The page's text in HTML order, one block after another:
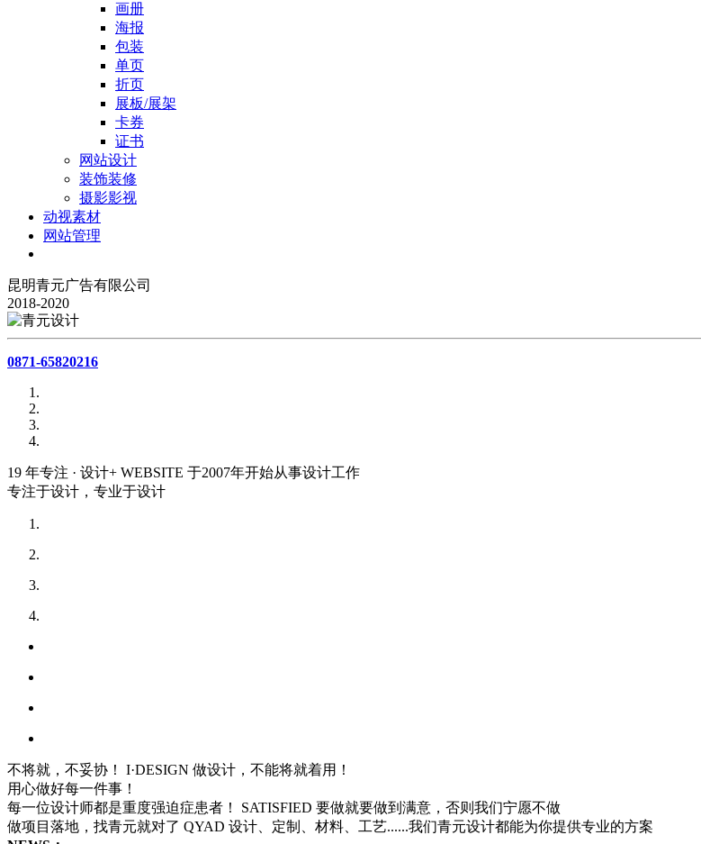
画册
海报
包装
单页
折页
展板/展架
卡券
证书
网站设计
装饰装修
摄影影视
动视素材
网站管理
昆明青元广告有限公司
2018-2020
0871-65820216
19 年专注 · 设计+ WEBSITE 于2007年开始从事设计工作
专注于设计，专业于设计
不将就，不妥协！ I·DESIGN 做设计，不能将就着用！
用心做好每一件事！
每一位设计师都是重度强迫症患者！
SATISFIED 要做就要做到满意，否则我们宁愿不做
做项目落地，找青元就对了 QYAD 设计、定制、材料、工艺......我们青元设计都能为你提供专业的方案